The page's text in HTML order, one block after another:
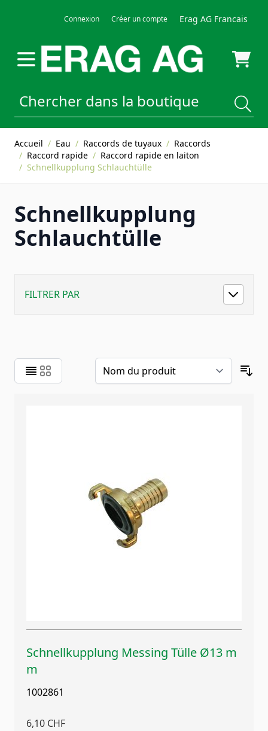
Connexion Créer un compte Erag AG Francais
Accueil / Eau / Raccords de tuyaux / Raccords
/ Raccord rapide / Raccord rapide en laiton
/ Schnellkupplung Schlauchtülle
Schnellkupplung
Schlauchtülle
FILTRER PAR
Schnellkupplung Messing Tülle Ø13 m
m
1002861
6,10 CHF